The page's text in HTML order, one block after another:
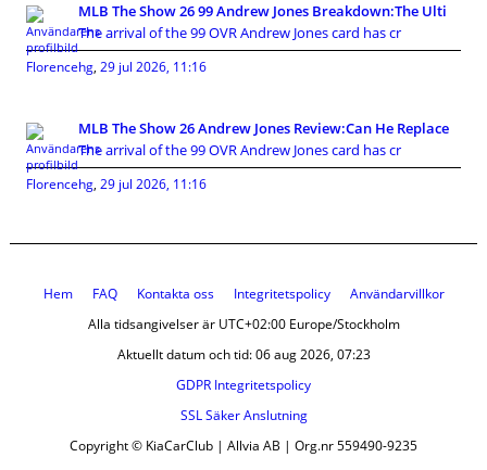
MLB The Show 26 99 Andrew Jones Breakdown:The Ulti
The arrival of the 99 OVR Andrew Jones card has cr
Florencehg, 29 jul 2026, 11:16
MLB The Show 26 Andrew Jones Review:Can He Replace
The arrival of the 99 OVR Andrew Jones card has cr
Florencehg, 29 jul 2026, 11:16
Hem FAQ Kontakta oss Integritetspolicy
Användarvillkor
Alla tidsangivelser är UTC+02:00 Europe/Stockholm
Aktuellt datum och tid: 06 aug 2026, 07:23
GDPR Integritetspolicy
SSL Säker Anslutning
Copyright © KiaCarClub | Allvia AB | Org.nr 559490-9235